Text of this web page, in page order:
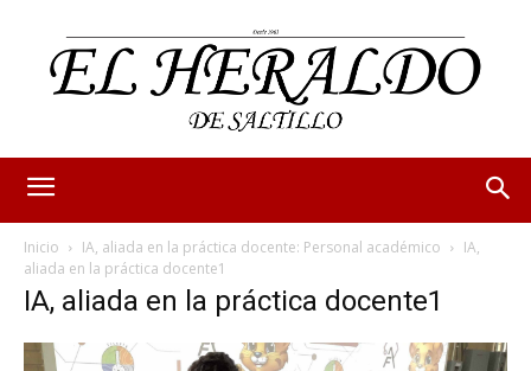
Inicio IA, aliada en la práctica docente: Personal académico
IA,
aliada en la práctica docente1
IA, aliada en la práctica docente1